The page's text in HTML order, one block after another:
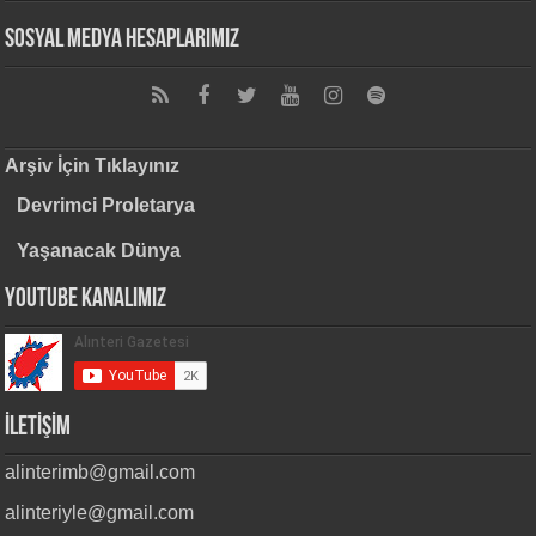
Sosyal Medya Hesaplarımız
Arşiv İçin Tıklayınız
Devrimci Proletarya
Yaşanacak Dünya
Youtube Kanalımız
İLETİŞİM
alinterimb@gmail.com
alinteriyle@gmail.com